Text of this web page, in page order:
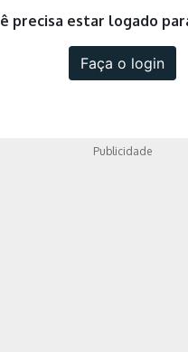
precisa estar logado
Faça o login
Publicidade